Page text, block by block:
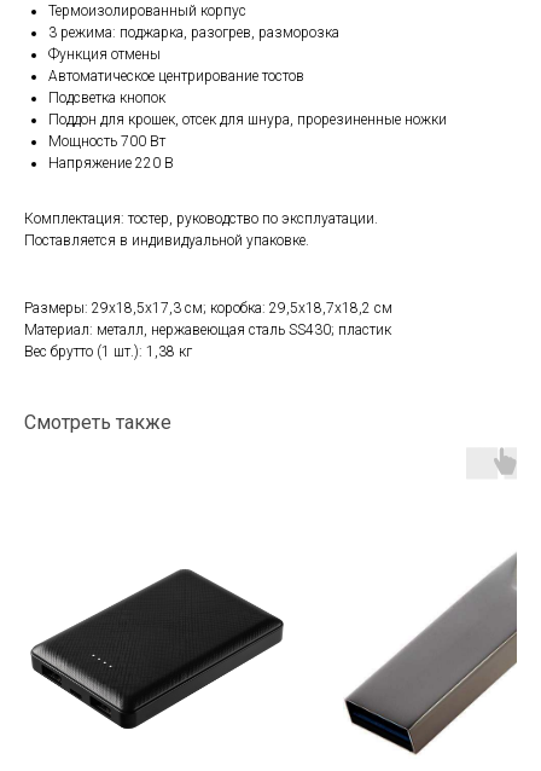
Термоизолированный корпус
3 режима: поджарка, разогрев, разморозка
Функция отмены
Автоматическое центрирование тостов
Подсветка кнопок
Поддон для крошек, отсек для шнура, прорезиненные ножки
Мощность 700 Вт
Напряжение 220 В
Комплектация: тостер, руководство по эксплуатации.
Поставляется в индивидуальной упаковке.
Размеры: 29х18,5х17,3 см; коробка: 29,5х18,7х18,2 см
Материал: металл, нержавеющая сталь SS430; пластик
Вес брутто (1 шт.): 1,38 кг
Смотреть также